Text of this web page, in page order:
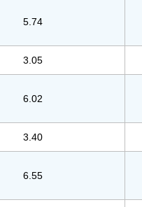
5.74
3.05
6.02
3.40
6.55